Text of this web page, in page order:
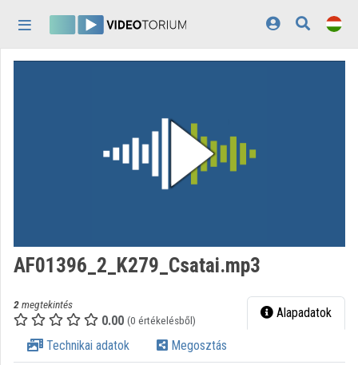
Közreműködők
Megjelenés:
AF01396_2_K279_Csatai.mp3
2megtekintés
0.00 (0 értékelésből) Alapadatok
Technikai adatok Megosztás